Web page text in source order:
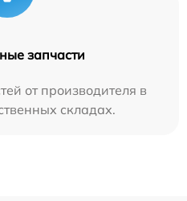
запчасти
от производителя в
складах.